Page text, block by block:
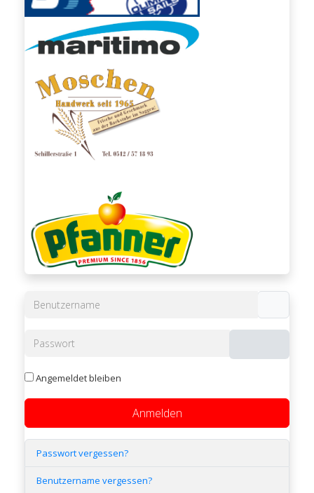
Benutzername
Passwort
Passwort
Angemeldet bleiben
Anmelden
Passwort vergessen?
Benutzername vergessen?